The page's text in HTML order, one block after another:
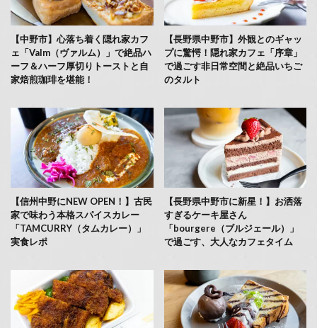
【中野市】心落ち着く隠れ家カフ
ェ「Valm（ヴァルム）」で絶品ハ
ーフ＆ハーフ厚切りトーストと自
家焙煎珈琲を堪能！
【長野県中野市】外観とのギャッ
プに驚愕！隠れ家カフェ「序章」
で過ごす非日常空間と絶品いちご
のタルト
【信州中野にNEW OPEN！】古民
家で味わう本格スパイスカレー
「TAMCURRY（タムカレー）」
実食レポ
【長野県中野市に新星！】お洒落
すぎるケーキ屋さん
「bourgere（ブルジェール）」
で過ごす、大人なカフェタイム